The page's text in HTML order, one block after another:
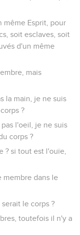
même Esprit, pour
soit esclaves, soit
d'un même
mais
la main, je ne suis
?
l'oeil, je ne suis
corps ?
? si tout est l'ouïe,
membre dans le
le corps ?
toutefois il n'y a